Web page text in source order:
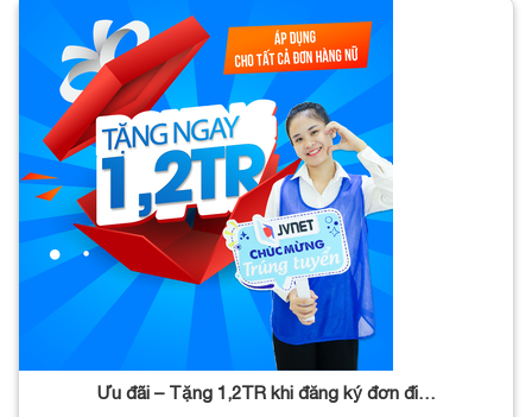
Ưu đãi – Tặng 1,2TR khi đăng ký đơn đi…